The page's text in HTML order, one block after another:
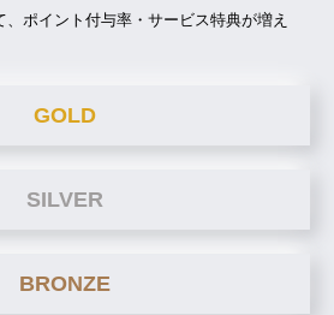
ポイント付与率・サービス特典が増え
GOLD
SILVER
BRONZE